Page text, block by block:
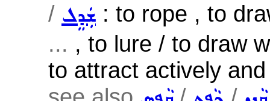
/ ܫܲܕܸܠ : to rope , to
... , to lure / to draw
to attract actively